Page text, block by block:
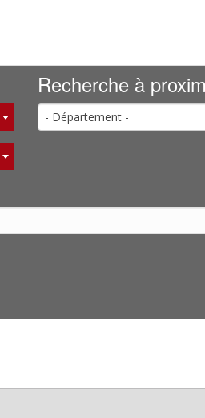
Recherche à
- Département -